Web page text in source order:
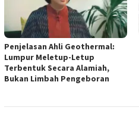
Penjelasan Ahli Geothermal:
Lumpur Meletup-Letup
Terbentuk Secara Alamiah,
Bukan Limbah Pengeboran